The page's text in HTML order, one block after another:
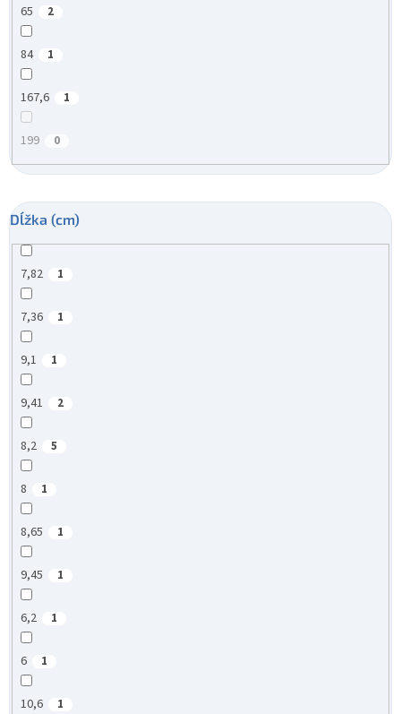
65 2
84 1
167,6 1
199 0
Dĺžka (cm)
7,82 1
7,36 1
9,1 1
9,41 2
8,2 5
8 1
8,65 1
9,45 1
6,2 1
6 1
10,6 1